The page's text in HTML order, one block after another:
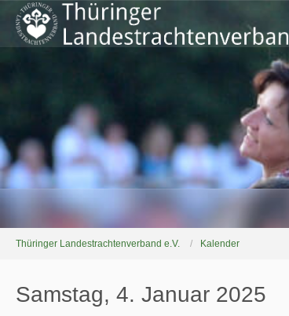
Thüringer Landestrachtenverband e.V. Kalender
Samstag, 4. Januar 2025